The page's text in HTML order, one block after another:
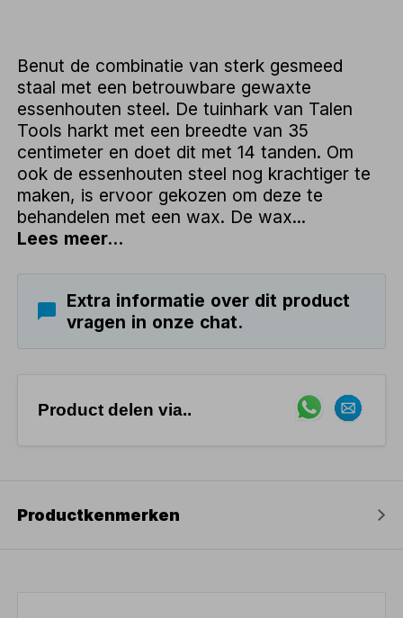
Benut de combinatie van sterk gesmeed
staal met een betrouwbare gewaxte
essenhouten steel. De tuinhark van Talen
Tools harkt met een breedte van 35
centimeter en doet dit met 14 tanden. Om
ook de essenhouten steel nog krachtiger te
maken, is ervoor gekozen om deze te
behandelen met een wax. De wax...
Lees meer...
Extra informatie over dit product
vragen in onze chat.
Product delen via..
Productkenmerken